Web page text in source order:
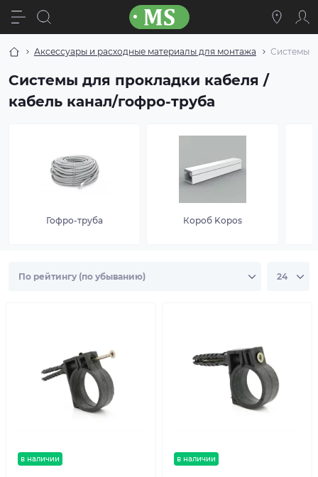
Аксессуары и расходные материалы для монтажа Системы
Системы для прокладки кабеля /
кабель канал/гофро-труба
Гофро-труба Короб Kopos
в наличии в наличии